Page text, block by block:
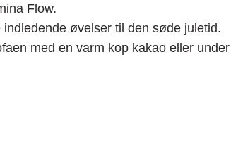
Flow.
øvelser til den søde juletid.
med en varm kop kakao eller under